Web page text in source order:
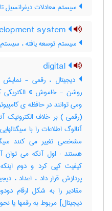
سیستم معادلات دیفرانسیل
سیستم توسعه یافته ، سیستم
دیجیتال ، رقمی - نمایش
روشن - خاموش » الکتریکی
ومی توانند در حافظه ی
(رقمی ) بر خلاف الکترونیک
آنالوگ اطلاعات را با
مشخصی تغییر می کنند
هستند : اول آنکه می توان
کیفیت کپی کرد و دوم
پردازش قرار داد ، اعداد ،
مقادیر را به شکل ارقام
دیجیتال] مربوط به رقمها یا